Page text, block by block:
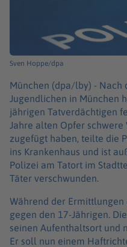
Sven Hoppe/dpa
München (dpa/lby) - Nach
Jugendlichen in München
jährigen Tatverdächtigen
Jahre alten Opfer
zugefügt haben, teilte die
ins Krankenhaus und ist
Polizei am Tatort im
Täter verschwunden.
Während der
gegen den 17-Jährigen.
seinen Aufenthaltsort und
Er soll nun einem